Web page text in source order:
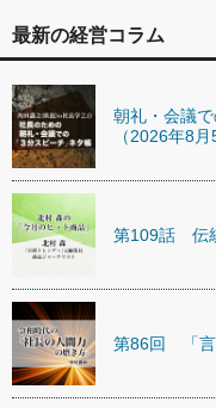
最新の経営コラム
朝礼・会議
（2026年8月
第109話 伝
第86回 「言